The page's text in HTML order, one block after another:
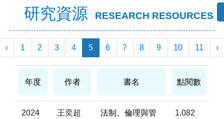
研究資源 RESEARCH RESOURCES
‹ 1 2 3 4 5 6 7 8 9 10 11 ›
年度 作者 書名 點閱數
2024
王奕超
法制、倫理與管
1,082